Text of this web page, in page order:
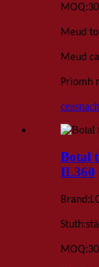
MOQ:
Meud
Meud
Prìomh
Botal
IL360
Brand:
Stuth:
MOQ: